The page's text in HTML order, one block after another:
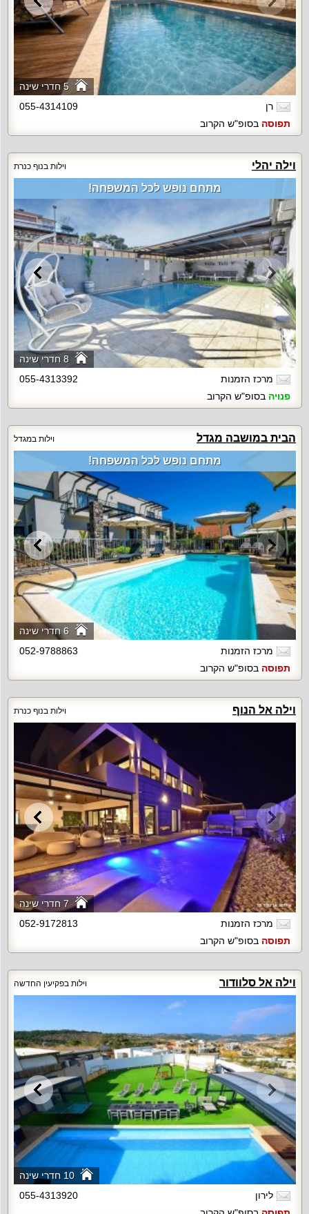
5 חדרי שינה
רן
055-4314109
תפוסה בסופ"ש הקרוב
וילה יהלי וילות בנוף כנרת
8 חדרי שינה
מתחם נופש לכל המשפחה!
מרכז הזמנות
055-4313392
פנויה בסופ"ש הקרוב
הבית במושבה מגדל וילות במגדל
6 חדרי שינה
מתחם נופש לכל המשפחה!
מרכז הזמנות
052-9788863
תפוסה בסופ"ש הקרוב
וילה אל הנוף וילות בנוף כנרת
7 חדרי שינה
מרכז הזמנות
052-9172813
תפוסה בסופ"ש הקרוב
וילה אל סלוודור וילות בפקיעין החדשה
10 חדרי שינה
לירון
055-4313920